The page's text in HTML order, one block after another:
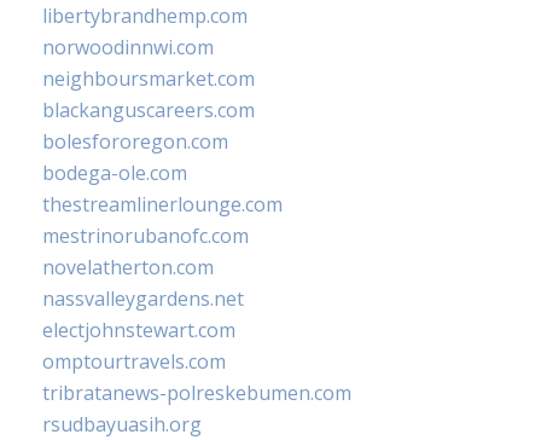
libertybrandhemp.com
norwoodinnwi.com
neighboursmarket.com
blackanguscareers.com
bolesfororegon.com
bodega-ole.com
thestreamlinerlounge.com
mestrinorubanofc.com
novelatherton.com
nassvalleygardens.net
electjohnstewart.com
omptourtravels.com
tribratanews-polreskebumen.com
rsudbayuasih.org